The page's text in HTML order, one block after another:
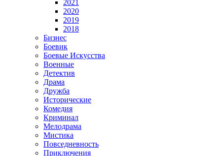
2021
2020
2019
2018
Бизнес
Боевик
Боевые Искусства
Военные
Детектив
Драма
Дружба
Исторические
Комедия
Криминал
Мелодрама
Мистика
Повседневность
Приключения